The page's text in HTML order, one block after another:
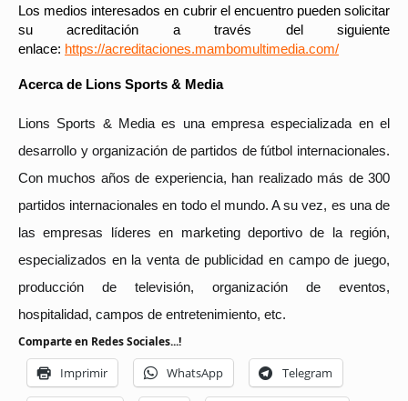
Los medios interesados en cubrir el encuentro pueden solicitar
su acreditación a través del siguiente
enlace: https://acreditaciones.mambomultimedia.com/
Acerca de Lions Sports & Media
Lions Sports & Media es una empresa especializada en el
desarrollo y organización de partidos de fútbol internacionales.
Con muchos años de experiencia, han realizado más de 300
partidos internacionales en todo el mundo. A su vez, es una de
las empresas líderes en marketing deportivo de la región,
especializados en la venta de publicidad en campo de juego,
producción de televisión, organización de eventos,
hospitalidad, campos de entretenimiento, etc.
Comparte en Redes Sociales...!
Imprimir WhatsApp Telegram